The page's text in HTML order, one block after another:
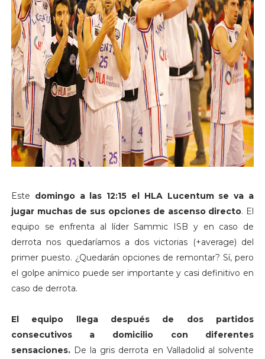
Este domingo a las 12:15 el HLA Lucentum se va a
jugar muchas de sus opciones de ascenso directo. El
equipo se enfrenta al líder Sammic ISB y en caso de
derrota nos quedaríamos a dos victorias (+average) del
primer puesto. ¿Quedarán opciones de remontar? Sí, pero
el golpe anímico puede ser importante y casi definitivo en
caso de derrota.
El equipo llega después de dos partidos
consecutivos a domicilio con diferentes
sensaciones.De la gris derrota en Valladolid al solvente